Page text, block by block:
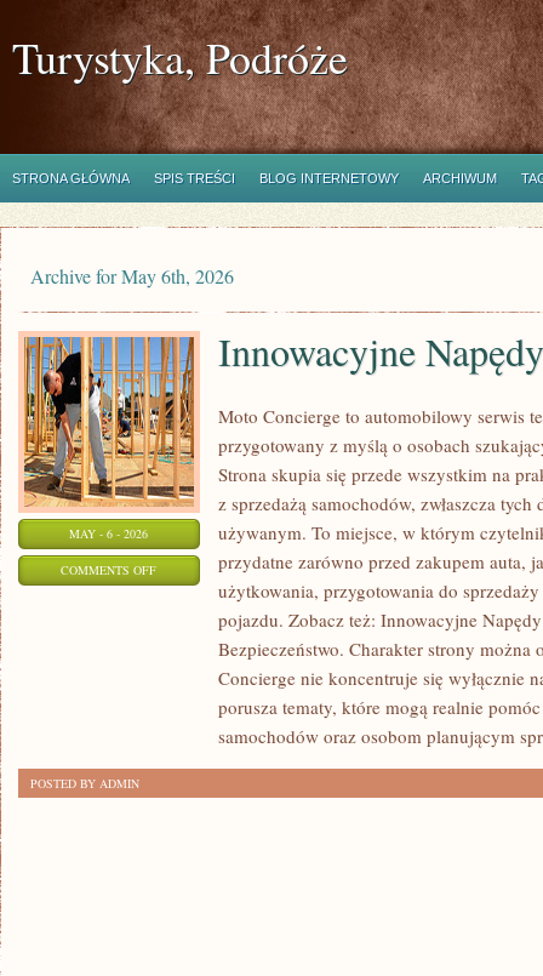
Turystyka, Podróże
STRONA GŁÓWNA SPIS TREŚCI BLOG INTERNETOWY ARCHIWUM
Archive for May 6th, 2026
MAY - 6 - 2026
COMMENTS OFFON
INNOWACYJNE
MATERIAŁY
Innowacyjne
Moto Concierge to automobilowy serwis
przygotowany z myślą o osobach
Strona skupia się przede wszystkim na
z sprzedażą samochodów, zwłaszcza
używanym. To miejsce, w którym
przydatne zarówno przed zakupem auta,
użytkowania, przygotowania do
pojazdu. Zobacz też: Innowacyjne
Bezpieczeństwo. Charakter strony
Concierge nie koncentruje się wyłącznie
porusza tematy, które mogą realnie
samochodów oraz osobom planującym
POSTED BY ADMIN